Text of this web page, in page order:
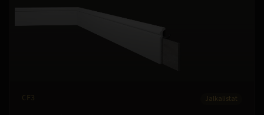
CF3 Jalkalistat